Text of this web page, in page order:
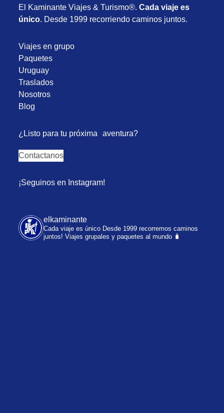
El Kaminante Viajes & Turismo®.Cada viaje es
único. Desde 1999 recorriendo caminos juntos.
Viajes en grupo
Paquetes
Uruguay
Traslados
Nosotros
Blog
¿Listo para tu próxima aventura?
Contactanos
¡Seguinos en Instagram!
elkaminante
Cada viaje es único Desde 1999 recorremos caminos
juntos! Viajes grupales y paquetes al mundo 🧳